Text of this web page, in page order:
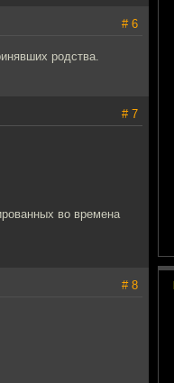
# 6
родства.
# 7
во времена
# 8